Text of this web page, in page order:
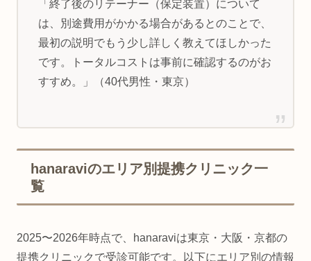
「終了後のリテーナー（保定装置）について
は、別途費用がかかる場合があるとのことで、
最初の説明でもう少し詳しく教えてほしかった
です。トータルコストは事前に確認するのがお
すすめ。」（40代男性・東京）
hanaraviのエリア別提携クリニック一
覧
2025〜2026年時点で、hanaraviは東京・大阪・京都の
提携クリニックで受診可能です。以下にエリア別の情報